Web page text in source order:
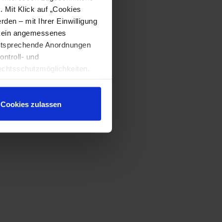
Mit Klick auf „Cookies
– mit Ihrer Einwilligung
angemessenes
Anordnungen
und
Details betreffend
Cookies zulassen